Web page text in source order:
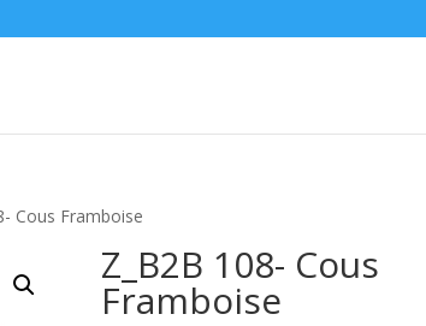
Cous Framboise
Z_B2B 108- Cous
Framboise